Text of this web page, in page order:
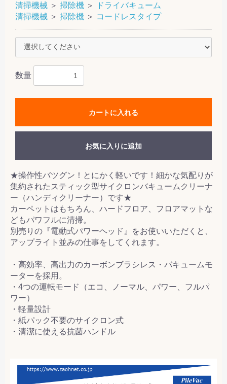
清掃機械 ＞ 掃除機 ＞
ドライバキューム
清掃機械 ＞ 掃除機 ＞ コードレスタイプ
数量
カートに入れる
お気に入りに追加
★操作性バツグン！とにかく軽いです！細かな気配りが
集約されたスティック型サイクロンバキュームクリーナ
ー（ハンディクリーナー）です★
カーペットはもちろん、ハードフロア、フロアマットな
どもパワフルに清掃。
別売りの『電動式パワーヘッド』をお使いいただくと、
アップライト並みの仕事をしてくれます。
・高効率、高出力のカーボンブラシレス・バキュームモ
ーターを採用。
・4つの運転モード（エコ、ノーマル、パワー、フルパ
ワー）
・軽量設計
・紙パック不要のサイクロン式
・清潔に使える抗菌ハンドル